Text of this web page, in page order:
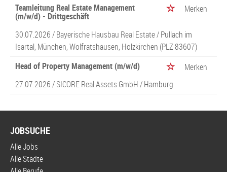
Teamleitung Real Estate Management
(m/w/d) - Drittgeschäft
Merken
30.07.2026 /Bayerische Hausbau Real Estate/ Pullach im
Isartal, München, Wolfratshausen, Holzkirchen (PLZ 83607)
Head of Property Management (m/w/d)
Merken
27.07.2026 /SICORE Real Assets GmbH/ Hamburg
JOBSUCHE
Alle Jobs
Alle Städte